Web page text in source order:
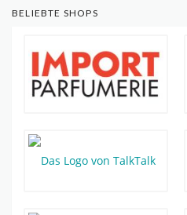
BELIEBTE SHOPS